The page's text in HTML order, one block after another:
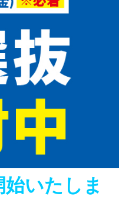
いたしま